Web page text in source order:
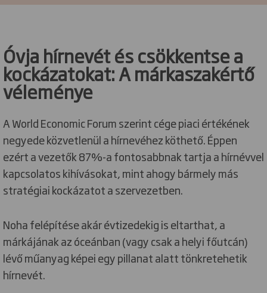
Óvja hírnevét és csökkentse a
kockázatokat: A márkaszakértő
véleménye
A World Economic Forum szerint cége piaci értékének
negyede közvetlenül a hírnevéhez köthető. Éppen
ezért a vezetők 87%-a fontosabbnak tartja a hírnévvel
kapcsolatos kihívásokat, mint ahogy bármely más
stratégiai kockázatot a szervezetben.
Noha felépítése akár évtizedekig is eltarthat, a
márkájának az óceánban (vagy csak a helyi főutcán)
lévő műanyag képei egy pillanat alatt tönkretehetik
hírnevét.